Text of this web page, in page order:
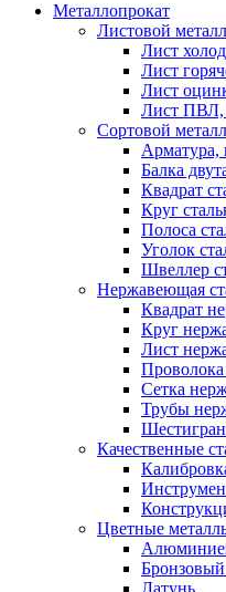
Металлопрокат
Листовой
Лист
Лист
Лист
Лист ПВЛ,
Сортовой
Арматура,
Балка
Квадрат
Круг
Полоса
Уголок
Швеллер
Нержавеющая
Квадрат
Круг
Лист
Сетка
Трубы
Качественные
Цветные
Латунь